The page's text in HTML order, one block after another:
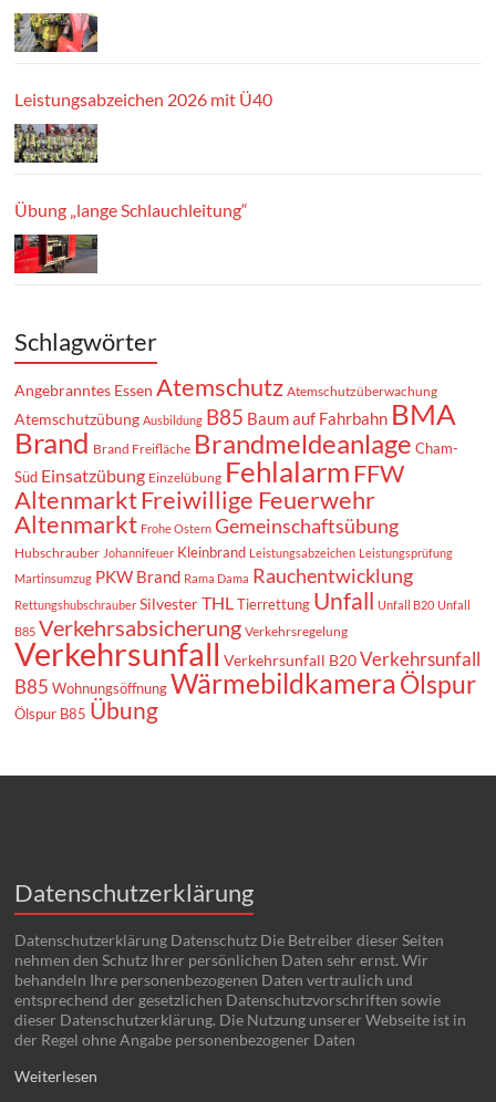
Leistungsabzeichen 2026 mit Ü40
Übung „lange Schlauchleitung“
Schlagwörter
Angebranntes Essen Atemschutz Atemschutzüberwachung
Atemschutzübung Ausbildung B85 Baum auf Fahrbahn BMA
Brand Brand Freifläche Brandmeldeanlage Cham-
Süd Einsatzübung Einzelübung Fehlalarm FFW
AltenmarktFreiwillige Feuerwehr
Altenmarkt Frohe Ostern Gemeinschaftsübung
Hubschrauber Johannifeuer Kleinbrand Leistungsabzeichen Leistungsprüfung
Martinsumzug PKW Brand Rama Dama Rauchentwicklung
Rettungshubschrauber Silvester THL Tierrettung Unfall Unfall B20 Unfall
B85 Verkehrsabsicherung Verkehrsregelung
Verkehrsunfall Verkehrsunfall B20 Verkehrsunfall
B85 Wohnungsöffnung WärmebildkameraÖlspur
Ölspur B85 Übung
Datenschutzerklärung
Datenschutzerklärung Datenschutz Die Betreiber dieser Seiten
nehmen den Schutz Ihrer persönlichen Daten sehr ernst. Wir
behandeln Ihre personenbezogenen Daten vertraulich und
entsprechend der gesetzlichen Datenschutzvorschriften sowie
dieser Datenschutzerklärung. Die Nutzung unserer Webseite ist in
der Regel ohne Angabe personenbezogener Daten
Weiterlesen